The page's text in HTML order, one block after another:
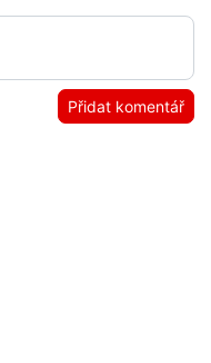
Přidat komentář